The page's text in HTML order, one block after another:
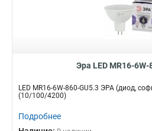
Эра LED MR16-6W-
LED MR16-6W-860-GU5.3 ЭРА (диод,
(10/100/4200)
Подробнее